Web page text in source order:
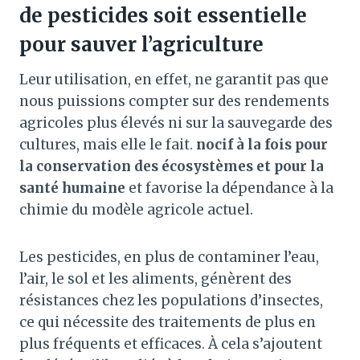
de pesticides soit essentielle
pour sauver l’agriculture
Leur utilisation, en effet, ne garantit pas que
nous puissions compter sur des rendements
agricoles plus élevés ni sur la sauvegarde des
cultures, mais elle le fait. nocif à la fois pour
la conservation des écosystèmes et pour la
santé humaine et favorise la dépendance à la
chimie du modèle agricole actuel.
Les pesticides, en plus de contaminer l’eau,
l’air, le sol et les aliments, génèrent des
résistances chez les populations d’insectes,
ce qui nécessite des traitements de plus en
plus fréquents et efficaces. À cela s’ajoutent